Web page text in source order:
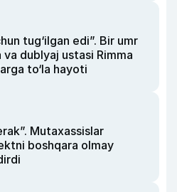
tug‘ilgan edi”. Bir umr
dublyaj ustasi Rimma
to‘la hayoti
Mutaxassislar
boshqara olmay